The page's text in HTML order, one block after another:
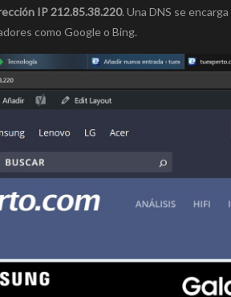
IP 212.85.38.220. Una DNS se
como Google o Bing.